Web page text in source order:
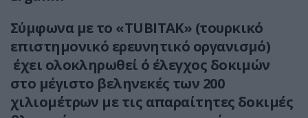
Σύμφωνα με το «TUBITAK» (τουρκικό
επιστημονικό ερευνητικό οργανισμό)
έχει ολοκληρωθεί ό έλεγχος δοκιμών
στο μέγιστο βεληνεκές των 200
χιλιομέτρων με τις απαραίτητες δοκιμές